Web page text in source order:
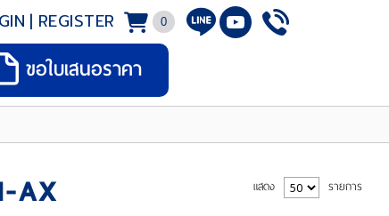
| REGISTER 0
ขอใบเสนอราคา
AX แสดง รายการ